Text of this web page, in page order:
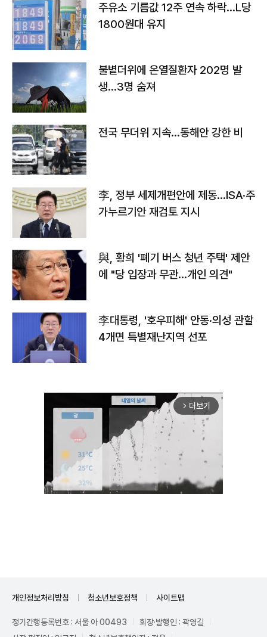
주유소 기름값 12주 연속 하락…L당
1800원대 유지
불볕더위에 온열질환자 202명 발
생…3명 숨져
전국 무더위 지속…동해안 강한 비
李, 정부 세제개편안에 제동…ISA·주
가누르기안 재검토 지시
與, 황희 '폐기 버스 청년 주택' 제안
에 "당 입장과 무관…개인 의견"
李대통령, '호우피해' 안동·의성 관할
4개면 특별재난지역 선포
arrow_forward_ios 더보기
개인정보처리방침 청소년보호정책 사이트맵
정기간행등록번호 : 서울 아 00493
회장·발행인 : 곽영길